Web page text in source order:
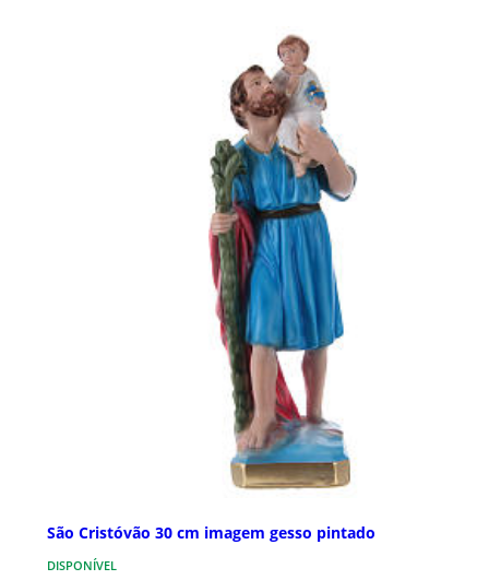
São Cristóvão 30 cm imagem gesso pintado
DISPONÍVEL